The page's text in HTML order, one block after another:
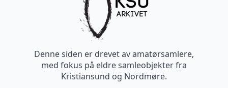
Denne siden er drevet av amatørsamlere,
med fokus på eldre samleobjekter fra
Kristiansund og Nordmøre.